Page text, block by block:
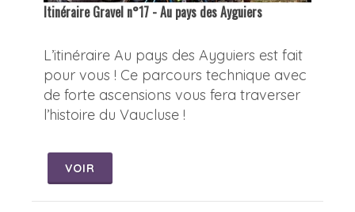
Itinéraire Gravel n°17 - Au pays des Ayguiers
L’itinéraire Au pays des Ayguiers est fait
pour vous ! Ce parcours technique avec
de forte ascensions vous fera traverser
l’histoire du Vaucluse !
VOIR